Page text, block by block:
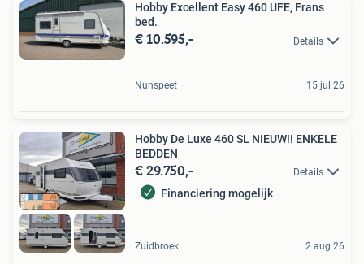
Hobby Excellent Easy 460 UFE, Frans
bed.
€ 10.595,- Details
Nunspeet 15 jul 26
Hobby De Luxe 460 SL NIEUW!! ENKELE
BEDDEN
€ 29.750,- Details
Financiering mogelijk
Zuidbroek 2 aug 26